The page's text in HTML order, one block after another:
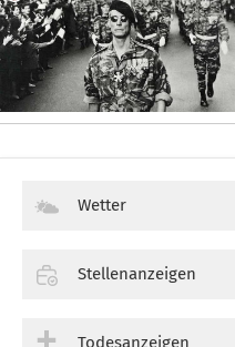
Wetter
Stellenanzeigen
Todesanzeigen